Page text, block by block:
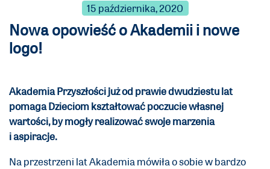
15 października, 2020
Nowa opowieść o Akademii i nowe
logo!
Akademia Przyszłości już od prawie dwudziestu lat
pomaga Dzieciom kształtować poczucie własnej
wartości, by mogły realizować swoje marzenia
i aspiracje.
Na przestrzeni lat Akademia mówiła o sobie w bardzo